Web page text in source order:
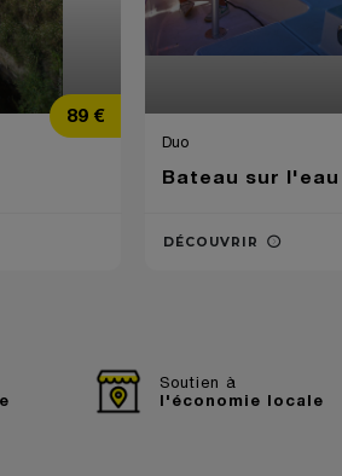
Prix89 €
Duo
Bateau sur l'eau
DÉCOUVRIR
Soutien à
l'économie locale